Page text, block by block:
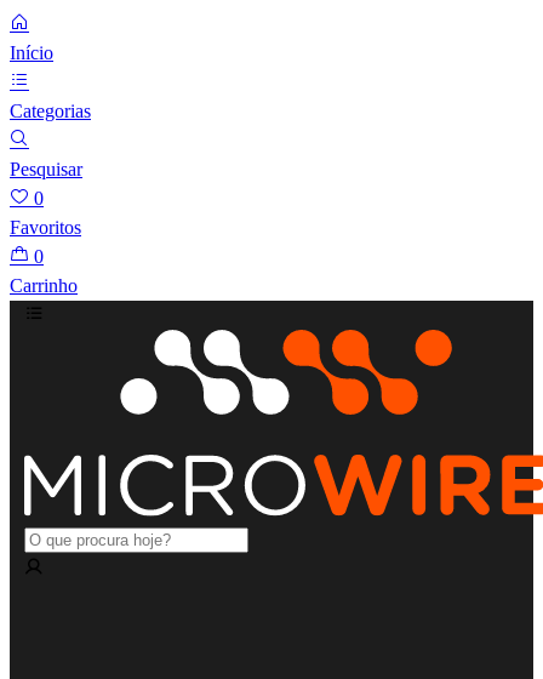
Início
Categorias
Pesquisar
0
Favoritos
0
Carrinho